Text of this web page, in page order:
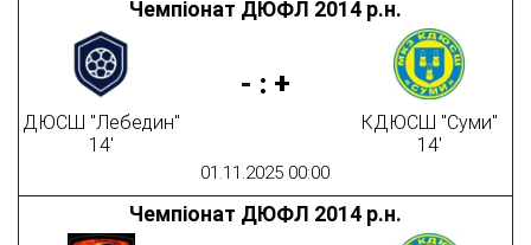
01.11.2025 00:00
Чемпіонат ДЮФЛ 2014 р.н.
ДЮСШ "Лебедин"
14'
- : +
КДЮСШ "Суми"
14'
Чемпіонат ДЮФЛ 2014 р.н.